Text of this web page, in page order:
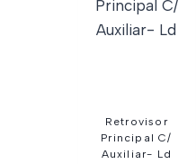
Retrovisor
Principal C/
Auxiliar- Ld